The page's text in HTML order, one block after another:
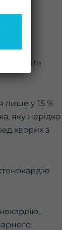
лише у 15 %
яку нерідко
хворих з